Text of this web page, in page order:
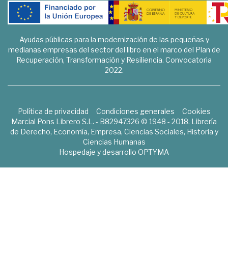
Ayudas públicas para la modernización de las pequeñas y
medianas empresas del sector del libro en el marco del Plan de
Recuperación, Transformación y Resiliencia. Convocatoria
2022.
Política de privacidad Condiciones generales
Cookies
Marcial Pons Librero S.L. - B82947326 © 1948 - 2018. Librería
de Derecho, Economía, Empresa, Ciencias Sociales, Historia y
Ciencias Humanas
Hospedaje y desarrollo OPTYMA